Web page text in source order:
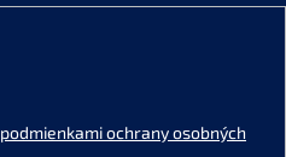
podmienkami ochrany osobných